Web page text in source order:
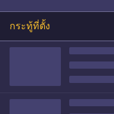
กระทู้ที่ตั้ง